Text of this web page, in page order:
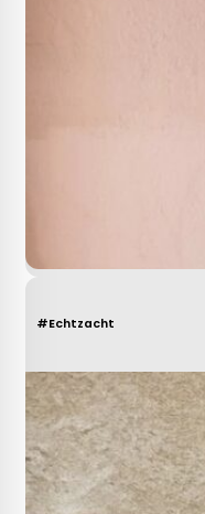
#Echtzacht